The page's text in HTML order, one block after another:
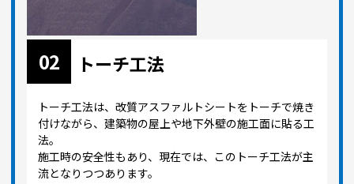
02 トーチ工法
トーチ工法は、改質アスファルトシートをトーチで焼き
付けながら、建築物の屋上や地下外壁の施工面に貼る工
法。
施工時の安全性もあり、現在では、このトーチ工法が主
流となりつつあります。